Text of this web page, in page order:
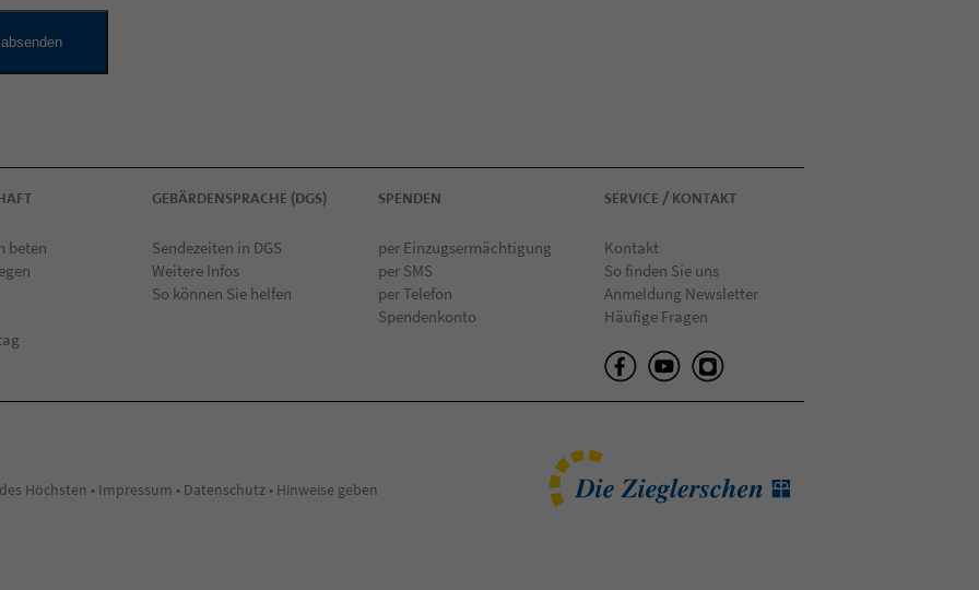
beten
GEBÄRDENSPRACHE (DGS)
Sendezeiten in DGS
Weitere Infos
So können Sie helfen
SPENDEN
per Einzugsermächtigung
per SMS
per Telefon
Spendenkonto
SERVICE / KONTAKT
Kontakt
So finden Sie uns
Anmeldung Newsletter
Häufige Fragen
Höchsten • Impressum • Datenschutz • Hinweise geben